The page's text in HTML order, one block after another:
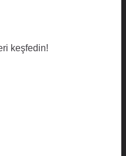
keşfedin!